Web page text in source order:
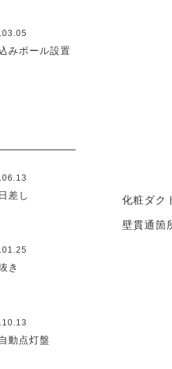
化粧ダク
壁貫通箇
みポール設置
差し
き
動点灯盤